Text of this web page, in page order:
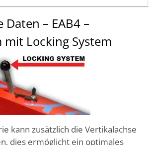
Daten – EAB4 –
mit Locking System
kann zusätzlich die Vertikalachse
dies ermöglicht ein optimales